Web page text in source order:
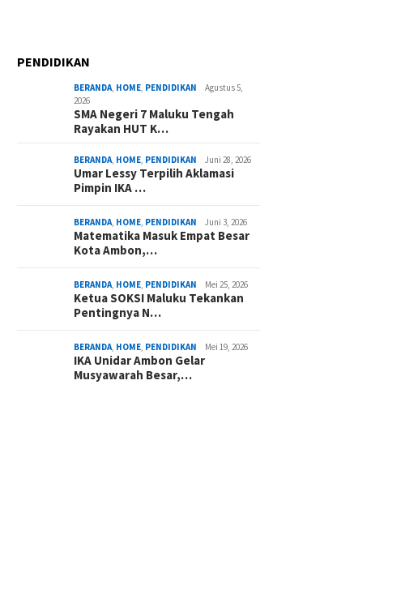
PENDIDIKAN
BERANDA HOME PENDIDIKAN
Agustus 5,
2026
SMA Negeri 7 Maluku Tengah
Rayakan HUT K…
BERANDA HOME PENDIDIKAN Juni 28, 2026
Umar Lessy Terpilih Aklamasi
Pimpin IKA …
BERANDA HOME PENDIDIKAN Juni 3, 2026
Matematika Masuk Empat Besar
Kota Ambon,…
BERANDA HOME PENDIDIKAN Mei 25, 2026
Ketua SOKSI Maluku Tekankan
Pentingnya N…
BERANDA HOME PENDIDIKAN Mei 19, 2026
IKA Unidar Ambon Gelar
Musyawarah Besar,…